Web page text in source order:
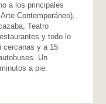
a los principales
Contemporáneo),
Teatro
y todo lo
cercanas y a 15
Un
a pie.